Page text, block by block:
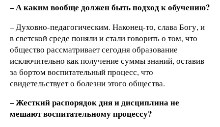
– А каким вообще должен быть подход к обучению?
– Духовно-педагогическим. Наконец-то, слава Богу, и
в светской среде поняли и стали говорить о том, что
общество рассматривает сегодня образование
исключительно как получение суммы знаний, оставив
за бортом воспитательный процесс, что
свидетельствует о болезни этого общества.
– Жесткий распорядок дня и дисциплина не
мешают воспитательному процессу?